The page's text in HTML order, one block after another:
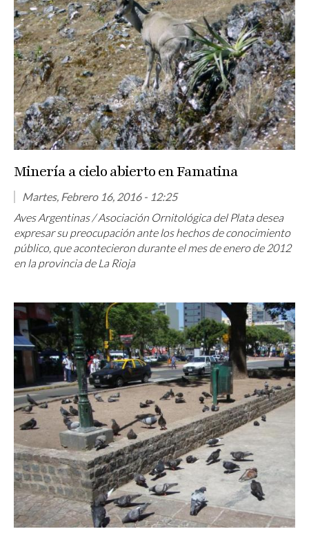
Minería a cielo abierto en Famatina
Martes, Febrero 16, 2016 - 12:25
Aves Argentinas / Asociación Ornitológica del Plata desea
expresar su preocupación ante los hechos de conocimiento
público, que acontecieron durante el mes de enero de 2012
en la provincia de La Rioja